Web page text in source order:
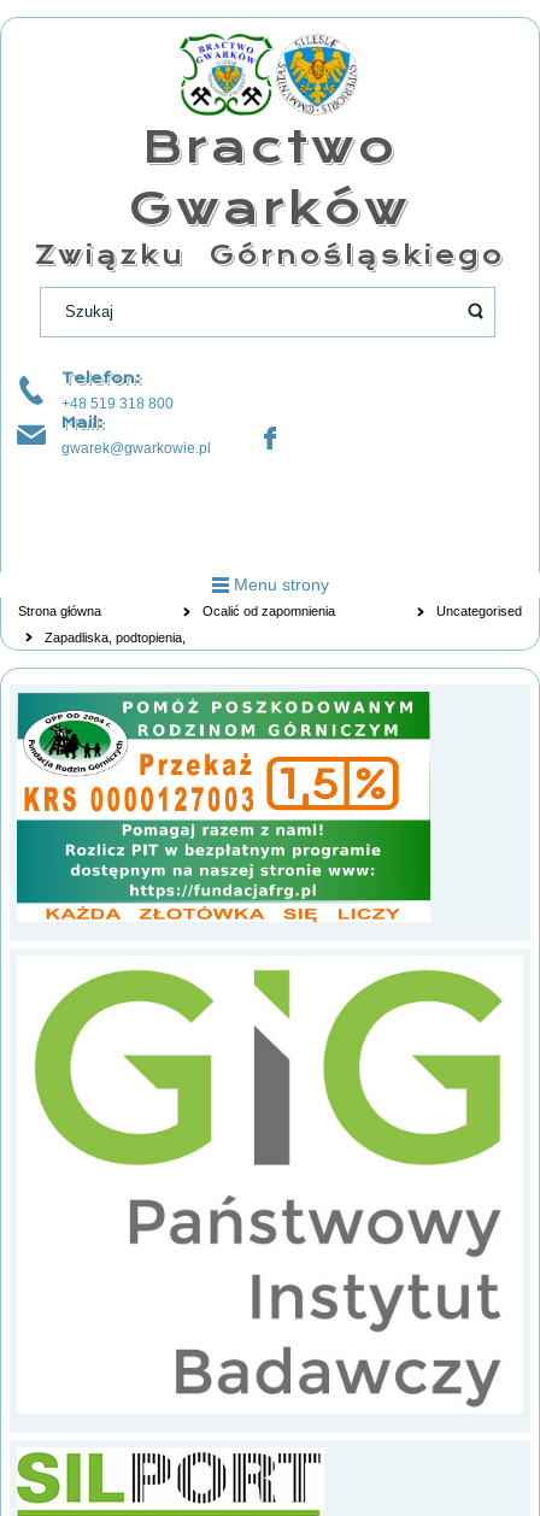
Bractwo
Gwarków
Związku Górnośląskiego
Telefon:
+48 519 318 800
Mail:
gwarek@gwarkowie.pl
Menu strony
Strona główna Ocalić od zapomnienia
Uncategorised
Zapadliska, podtopienia,